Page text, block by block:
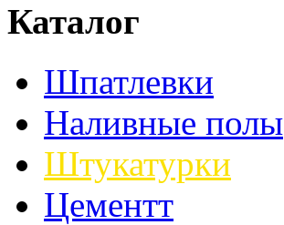
Каталог
Шпатлевки
Наливные полы
Штукатурки
Цементт